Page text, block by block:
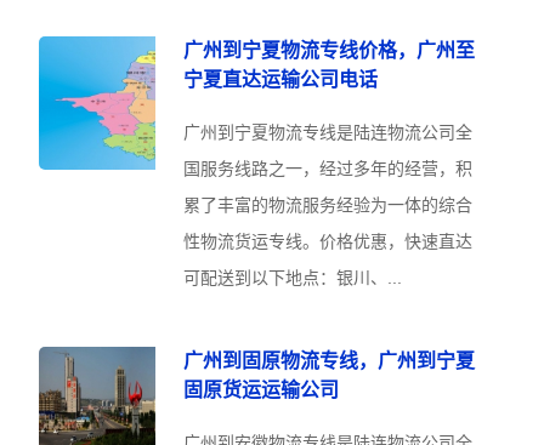
广州到宁夏物流专线价格，广州至
宁夏直达运输公司电话
广州到宁夏物流专线是陆连物流公司全
国服务线路之一，经过多年的经营，积
累了丰富的物流服务经验为一体的综合
性物流货运专线。价格优惠，快速直达
可配送到以下地点：银川、...
广州到固原物流专线，广州到宁夏
固原货运运输公司